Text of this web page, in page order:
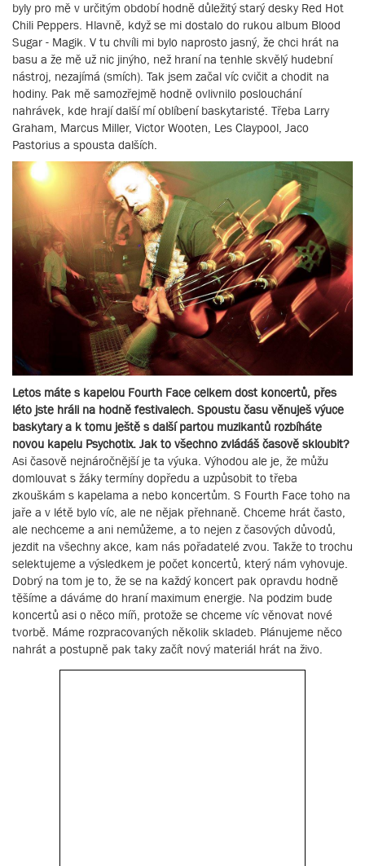
byly pro mě v určitým období hodně důležitý starý desky Red Hot
Chili Peppers. Hlavně, když se mi dostalo do rukou album Blood
Sugar - Magik. V tu chvíli mi bylo naprosto jasný, že chci hrát na
basu a že mě už nic jinýho, než hraní na tenhle skvělý hudební
nástroj, nezajímá (smích). Tak jsem začal víc cvičit a chodit na
hodiny. Pak mě samozřejmě hodně ovlivnilo poslouchání
nahrávek, kde hrají další mí oblíbení baskytaristé. Třeba Larry
Graham, Marcus Miller, Victor Wooten, Les Claypool, Jaco
Pastorius a spousta dalších.
Letos máte s kapelou Fourth Face celkem dost koncertů, přes
léto jste hráli na hodně festivalech. Spoustu času věnuješ výuce
baskytary a k tomu ještě s další partou muzikantů rozbíháte
novou kapelu Psychotix. Jak to všechno zvládáš časově skloubit?
Asi časově nejnáročnější je ta výuka. Výhodou ale je, že můžu
domlouvat s žáky termíny dopředu a uzpůsobit to třeba
zkouškám s kapelama a nebo koncertům. S Fourth Face toho na
jaře a v létě bylo víc, ale ne nějak přehnaně. Chceme hrát často,
ale nechceme a ani nemůžeme, a to nejen z časových důvodů,
jezdit na všechny akce, kam nás pořadatelé zvou. Takže to trochu
selektujeme a výsledkem je počet koncertů, který nám vyhovuje.
Dobrý na tom je to, že se na každý koncert pak opravdu hodně
těšíme a dáváme do hraní maximum energie. Na podzim bude
koncertů asi o něco míň, protože se chceme víc věnovat nové
tvorbě. Máme rozpracovaných několik skladeb. Plánujeme něco
nahrát a postupně pak taky začít nový materiál hrát na živo.